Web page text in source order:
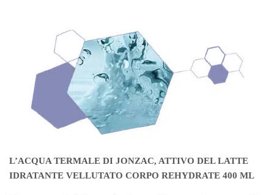
L’ACQUA TERMALE DI JONZAC, ATTIVO DEL LATTE
IDRATANTE VELLUTATO CORPO REHYDRATE 400 ML